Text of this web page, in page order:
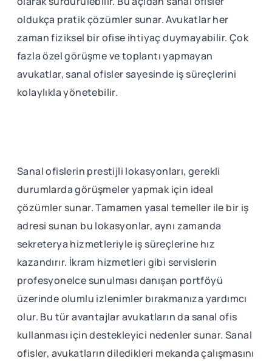
oldukça pratik çözümler sunar. Avukatlar her
zaman fiziksel bir ofise ihtiyaç duymayabilir. Çok
fazla özel görüşme ve toplantı yapmayan
avukatlar, sanal ofisler sayesinde iş süreçlerini
kolaylıkla yönetebilir.
Sanal ofislerin prestijli lokasyonları, gerekli
durumlarda görüşmeler yapmak için ideal
çözümler sunar. Tamamen yasal temeller ile bir iş
adresi sunan bu lokasyonlar, aynı zamanda
sekreterya hizmetleriyle iş süreçlerine hız
kazandırır. İkram hizmetleri gibi servislerin
profesyonelce sunulması danışan portföyü
üzerinde olumlu izlenimler bırakmanıza yardımcı
olur. Bu tür avantajlar avukatların da sanal ofis
kullanması için destekleyici nedenler sunar. Sanal
ofisler, avukatların diledikleri mekanda çalışmasını